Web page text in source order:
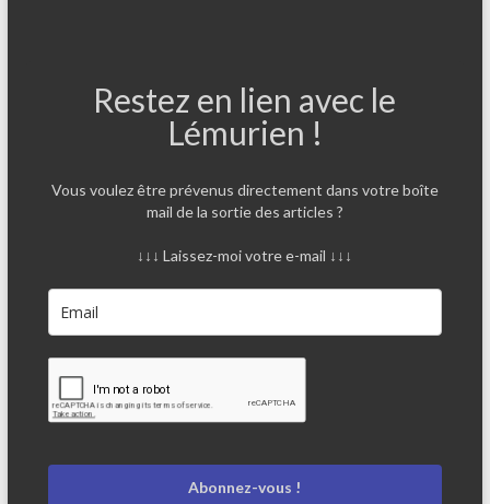
Restez en lien avec le
Lémurien !
Vous voulez être prévenus directement dans votre boîte
mail de la sortie des articles ?
↓↓↓ Laissez-moi votre e-mail ↓↓↓
Abonnez-vous !